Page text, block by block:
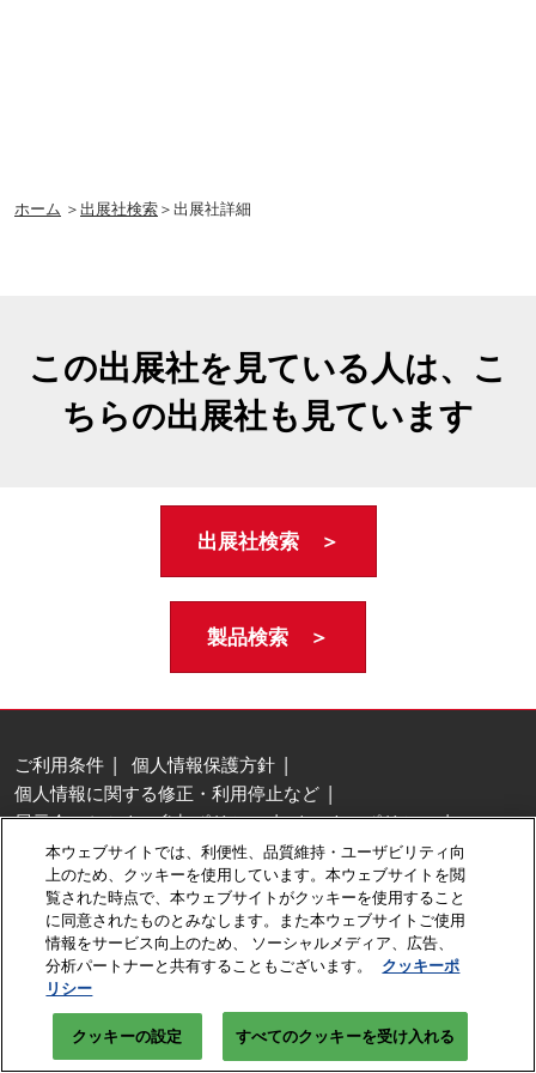
ホーム ＞出展社検索＞出展社詳細
この出展社を見ている人は、こ
ちらの出展社も見ています
出展社検索 ＞
製品検索 ＞
ご利用条件
個人情報保護方針
個人情報に関する修正・利用停止など
展示会・セミナー参加ポリシー
クッキーポリシー
クッキーの設定
Copyright © RX Japan GK
本ウェブサイトでは、利便性、品質維持・ユーザビリティ向
上のため、クッキーを使用しています。本ウェブサイトを閲
覧された時点で、本ウェブサイトがクッキーを使用すること
に同意されたものとみなします。また本ウェブサイトご使用
情報をサービス向上のため、 ソーシャルメディア、広告、
分析パートナーと共有することもございます。
クッキーポ
リシー
クッキーの設定 すべてのクッキーを受け入れる